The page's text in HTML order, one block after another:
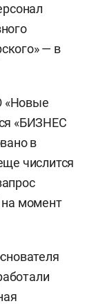
— в
«Новые
«БИЗНЕС
в
числится
момент